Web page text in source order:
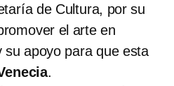
de Cultura, por su
el arte en
apoyo para que esta
.